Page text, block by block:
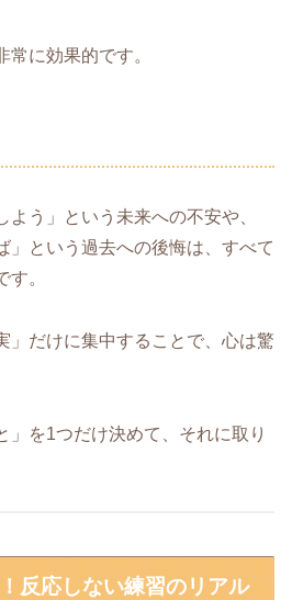
常に効果的です。
よう」という未来への不安や、
」という過去への後悔は、すべて
。
」だけに集中することで、心は驚
」を1つだけ決めて、それに取り
反応しない練習のリアル